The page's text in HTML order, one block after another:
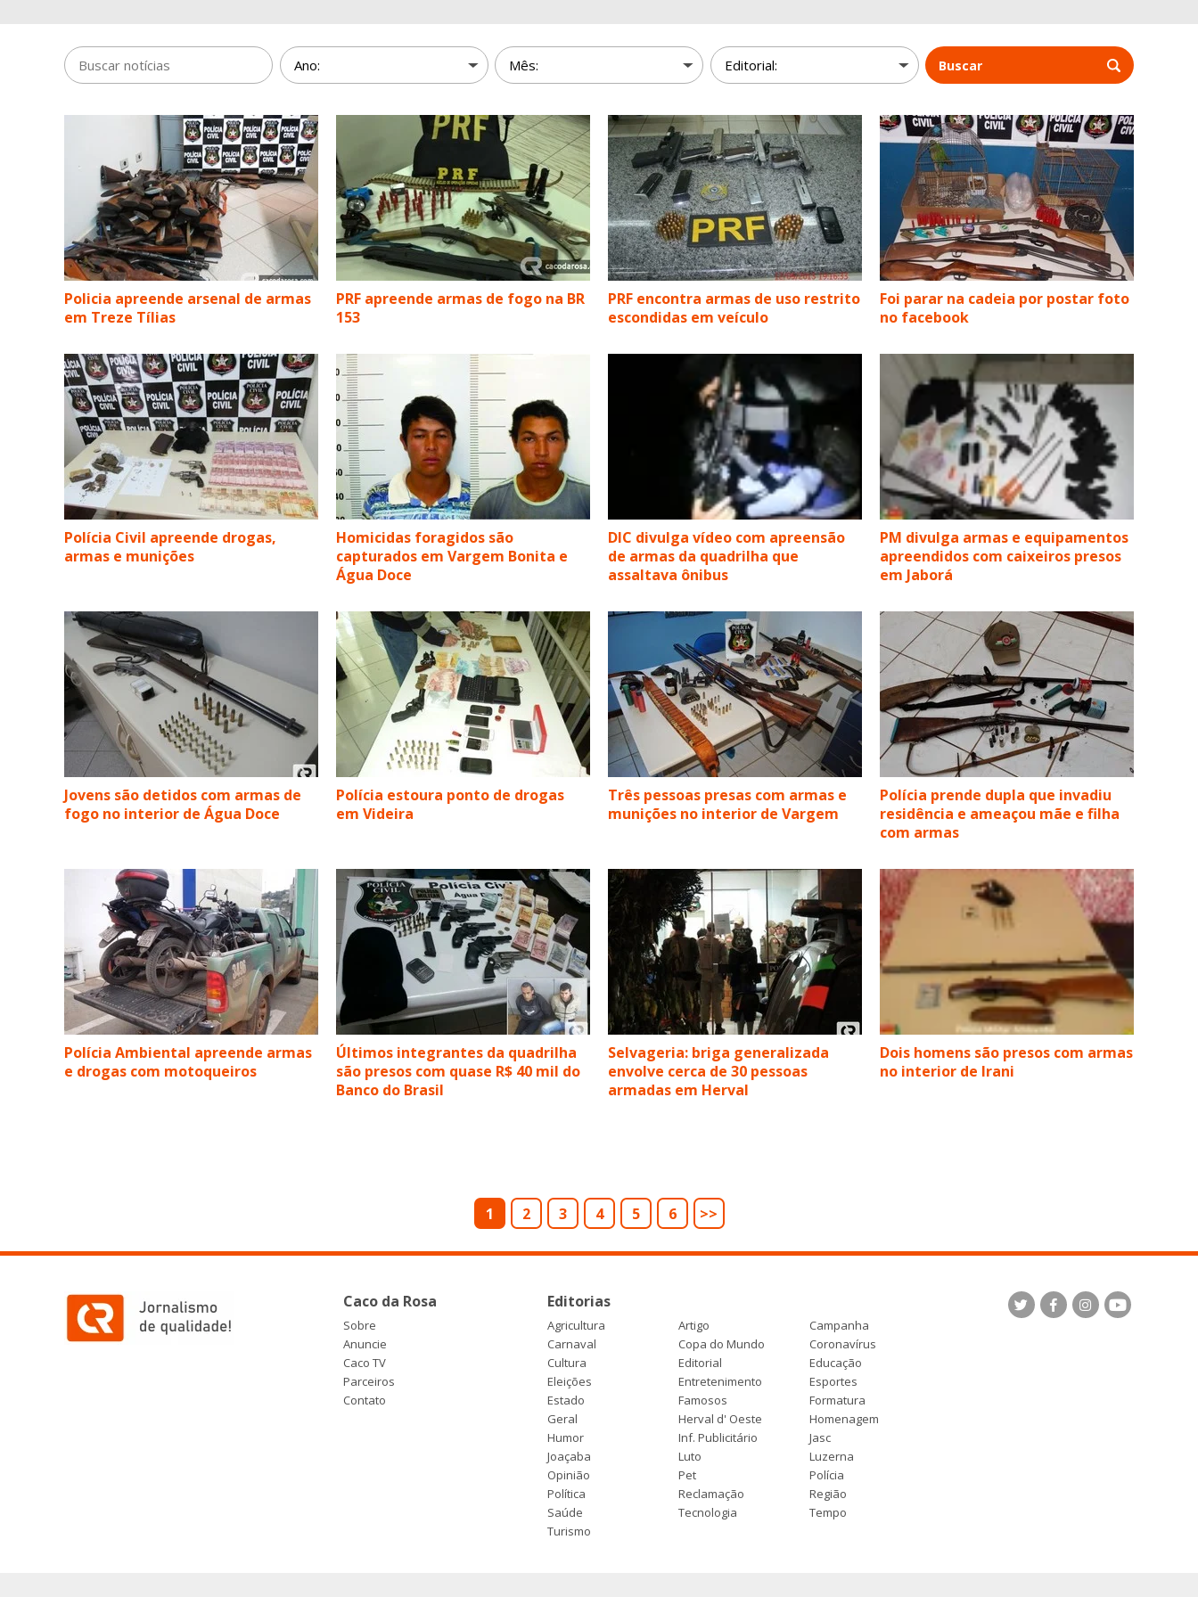
Buscar
Policia apreende arsenal de armas
em Treze Tílias
PRF apreende armas de fogo na BR
153
PRF encontra armas de uso restrito
escondidas em veículo
Foi parar na cadeia por postar foto
no facebook
Polícia Civil apreende drogas,
armas e munições
Homicidas foragidos são
capturados em Vargem Bonita e
Água Doce
DIC divulga vídeo com apreensão
de armas da quadrilha que
assaltava ônibus
PM divulga armas e equipamentos
apreendidos com caixeiros presos
em Jaborá
Jovens são detidos com armas de
fogo no interior de Água Doce
Polícia estoura ponto de drogas
em Videira
Três pessoas presas com armas e
munições no interior de Vargem
Polícia prende dupla que invadiu
residência e ameaçou mãe e filha
com armas
Polícia Ambiental apreende armas
e drogas com motoqueiros
Últimos integrantes da quadrilha
são presos com quase R$ 40 mil do
Banco do Brasil
Selvageria: briga generalizada
envolve cerca de 30 pessoas
armadas em Herval
Dois homens são presos com armas
no interior de Irani
1 2 3 4 5 6 >>
Caco da Rosa
Sobre
Anuncie
Caco TV
Parceiros
Contato
Editorias
Agricultura Artigo
Campanha
Carnaval
Copa do Mundo
Coronavírus
Cultura
Editorial
Educação
Eleições
Entretenimento
Esportes
Estado
Famosos
Formatura
Geral
Herval d' Oeste
Homenagem
Humor
Inf. Publicitário
Jasc
Joaçaba
Luto
Luzerna
Opinião
Pet
Polícia
Política
Reclamação
Região
Saúde
Tecnologia
Tempo
Turismo